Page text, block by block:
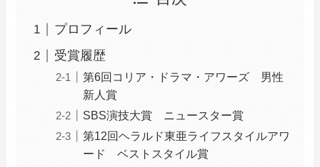
プロフィール
受賞履歴
第6回コリア・ドラマ・アワーズ 男性
新人賞
SBS演技大賞 ニュースター賞
第12回ヘラルド東亜ライフスタイルアワ
ード ベストスタイル賞